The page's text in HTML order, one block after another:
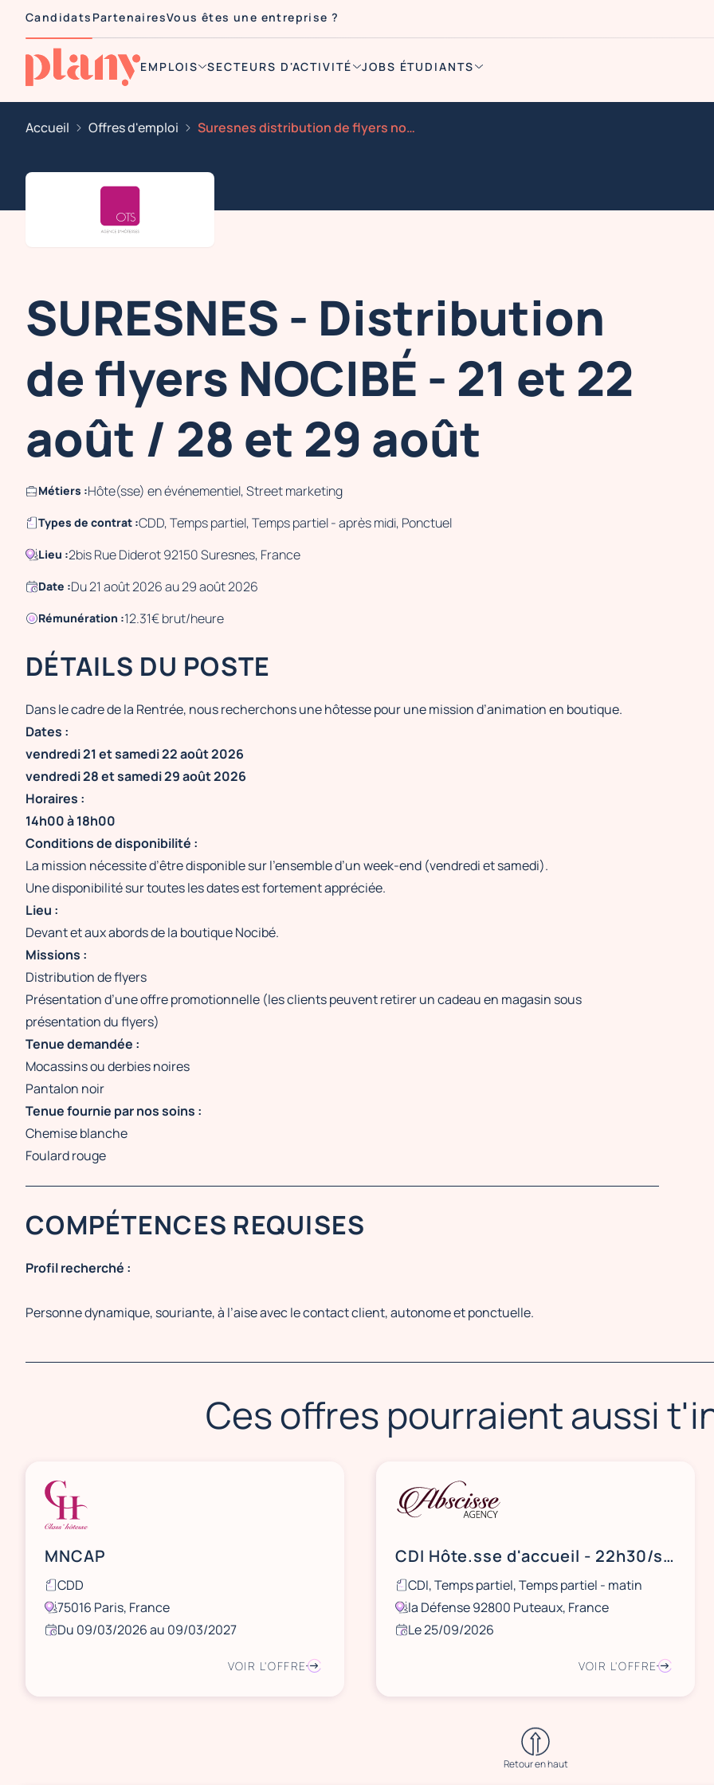
Candidats PartenairesVous êtes une entreprise ?
EMPLOIS SECTEURS D'ACTIVITÉ JOBS ÉTUDIANTS
Accueil Offres d'emploi Suresnes distribution de flyers nocibe 21 et 22 aout 2
SURESNES - Distribution
de flyers NOCIBÉ - 21 et 22
août / 28 et 29 août
Métiers :Hôte(sse) en événementiel, Street marketing
Types de contrat :CDD, Temps partiel, Temps partiel - après midi, Ponctuel
Lieu :2bis Rue Diderot 92150 Suresnes, France
Date :Du 21 août 2026 au 29 août 2026
Rémunération :12.31€ brut/heure
DÉTAILS DU POSTE
Dans le cadre de la Rentrée, nous recherchons une hôtesse pour une mission d’animation en boutique.
Dates :
vendredi 21 et samedi 22 août 2026
vendredi 28 et samedi 29 août 2026
Horaires :
14h00 à 18h00
Conditions de disponibilité :
La mission nécessite d’être disponible sur l’ensemble d’un week-end (vendredi et samedi).
Une disponibilité sur toutes les dates est fortement appréciée.
Lieu :
Devant et aux abords de la boutique Nocibé.
Missions :
Distribution de flyers
Présentation d’une offre promotionnelle (les clients peuvent retirer un cadeau en magasin sous
présentation du flyers)
Tenue demandée :
Mocassins ou derbies noires
Pantalon noir
Tenue fournie par nos soins :
Chemise blanche
Foulard rouge
COMPÉTENCES REQUISES
Profil recherché :
Personne dynamique, souriante, à l’aise avec le contact client, autonome et ponctuelle.
Ces offres pourraient aussi
MNCAP
CDD
75016 Paris, France
Du 09/03/2026 au 09/03/2027
VOIR L'OFFRE
CDI Hôte.sse d'accueil - 22h30/semaine - La Défense
CDI, Temps partiel, Temps partiel - matin
la Défense 92800 Puteaux, France
Le 25/09/2026
VOIR L'OFFRE
Retour en haut